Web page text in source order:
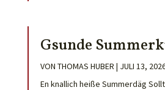
Gsunde
VON THOMAS HUBER | JULI 13,
En knallich heiße Summerdäg